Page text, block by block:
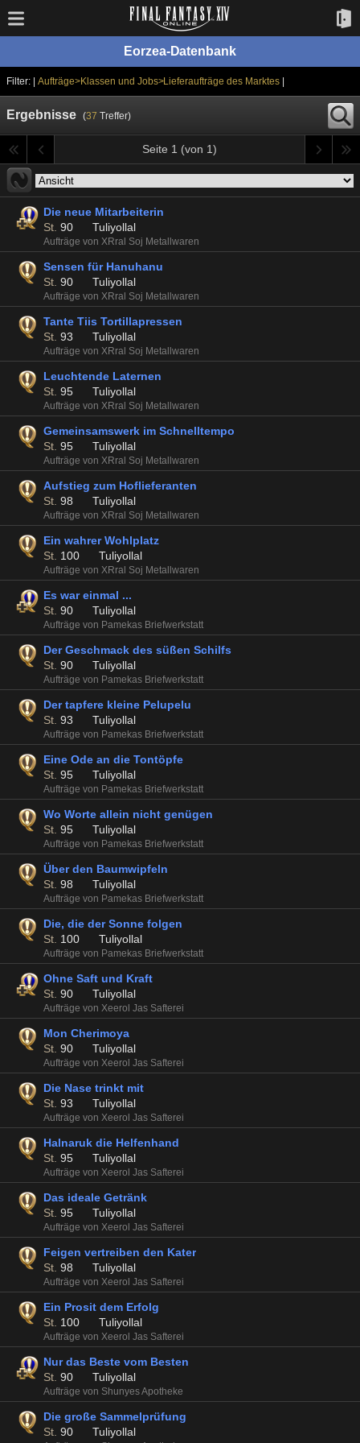
Eorzea-Datenbank
Filter: | Aufträge>Klassen und Jobs>Lieferaufträge des Marktes
Ergebnisse (37 Treffer)
Seite 1 (von 1)
Die neue Mitarbeiterin
St. 90 Tuliyollal
Aufträge von XRral Soj Metallwaren
Sensen für Hanuhanu
St. 90 Tuliyollal
Aufträge von XRral Soj Metallwaren
Tante Tiis Tortillapressen
St. 93 Tuliyollal
Aufträge von XRral Soj Metallwaren
Leuchtende Laternen
St. 95 Tuliyollal
Aufträge von XRral Soj Metallwaren
Gemeinsamswerk im Schnelltempo
St. 95 Tuliyollal
Aufträge von XRral Soj Metallwaren
Aufstieg zum Hoflieferanten
St. 98 Tuliyollal
Aufträge von XRral Soj Metallwaren
Ein wahrer Wohlplatz
St. 100 Tuliyollal
Aufträge von XRral Soj Metallwaren
Es war einmal ...
St. 90 Tuliyollal
Aufträge von Pamekas Briefwerkstatt
Der Geschmack des süßen Schilfs
St. 90 Tuliyollal
Aufträge von Pamekas Briefwerkstatt
Der tapfere kleine Pelupelu
St. 93 Tuliyollal
Aufträge von Pamekas Briefwerkstatt
Eine Ode an die Tontöpfe
St. 95 Tuliyollal
Aufträge von Pamekas Briefwerkstatt
Wo Worte allein nicht genügen
St. 95 Tuliyollal
Aufträge von Pamekas Briefwerkstatt
Über den Baumwipfeln
St. 98 Tuliyollal
Aufträge von Pamekas Briefwerkstatt
Die, die der Sonne folgen
St. 100 Tuliyollal
Aufträge von Pamekas Briefwerkstatt
Ohne Saft und Kraft
St. 90 Tuliyollal
Aufträge von Xeerol Jas Safterei
Mon Cherimoya
St. 90 Tuliyollal
Aufträge von Xeerol Jas Safterei
Die Nase trinkt mit
St. 93 Tuliyollal
Aufträge von Xeerol Jas Safterei
Halnaruk die Helfenhand
St. 95 Tuliyollal
Aufträge von Xeerol Jas Safterei
Das ideale Getränk
St. 95 Tuliyollal
Aufträge von Xeerol Jas Safterei
Feigen vertreiben den Kater
St. 98 Tuliyollal
Aufträge von Xeerol Jas Safterei
Ein Prosit dem Erfolg
St. 100 Tuliyollal
Aufträge von Xeerol Jas Safterei
Nur das Beste vom Besten
St. 90 Tuliyollal
Aufträge von Shunyes Apotheke
Die große Sammelprüfung
St. 90 Tuliyollal